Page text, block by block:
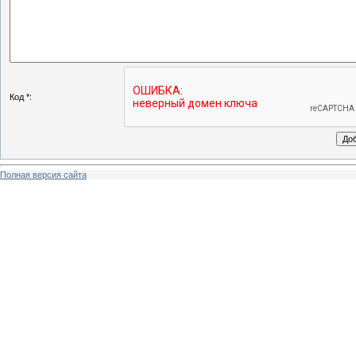
Код *:
Полная версия сайта